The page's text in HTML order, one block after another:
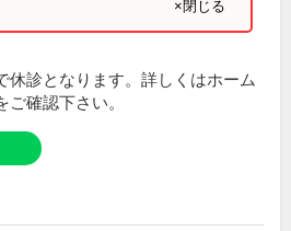
×閉じる
休診となります。詳しくはホーム
ご確認下さい。